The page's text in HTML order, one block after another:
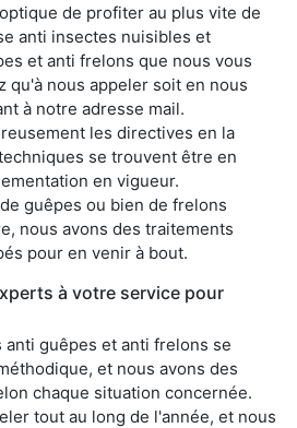
de profiter au plus vite de
anti insectes nuisibles et
et anti frelons que nous vous
qu'à nous appeler soit en nous
à notre adresse mail.
les directives en la
se trouvent être en
en vigueur.
guêpes ou bien de frelons
nous avons des traitements
pour en venir à bout.
à votre service pour
guêpes et anti frelons se
et nous avons des
chaque situation concernée.
tout au long de l'année, et nous